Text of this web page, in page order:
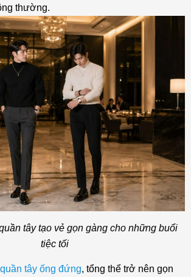
thường.
tây tạo vẻ gọn gàng cho những buổi
tiệc tối
tây ống đứng, tổng thể trở nên gọn